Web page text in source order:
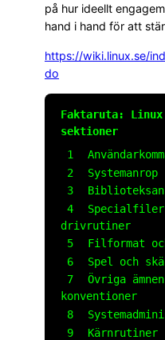
på hur ideellt
hand i hand för att
https://wiki.linux.se/
do
Faktaruta: Linux
sektioner
1
2
Systemanrop
3
4
Specialfiler
drivrutiner
5
Filformat
6
Spel och
7
Övriga
konventioner
8
9
Kärnrutiner